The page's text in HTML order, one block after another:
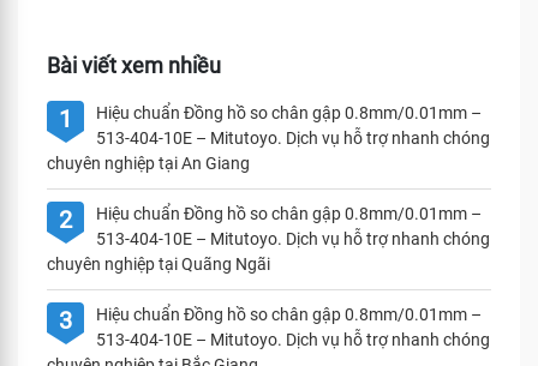
Bài viết xem nhiều
1
Hiệu chuẩn Đồng hồ so chân gập 0.8mm/0.01mm –
513-404-10E – Mitutoyo. Dịch vụ hỗ trợ nhanh chóng
chuyên nghiệp tại An Giang
2
Hiệu chuẩn Đồng hồ so chân gập 0.8mm/0.01mm –
513-404-10E – Mitutoyo. Dịch vụ hỗ trợ nhanh chóng
chuyên nghiệp tại Quãng Ngãi
3
Hiệu chuẩn Đồng hồ so chân gập 0.8mm/0.01mm –
513-404-10E – Mitutoyo. Dịch vụ hỗ trợ nhanh chóng